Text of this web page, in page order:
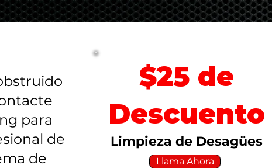
de las obstrucciones o acumulaciones y el método de
de desagües puede tardar entre una y dos horas. Un
para
de
de
$25 de
Descuento
Limpieza de Desagües
Llama Ahora